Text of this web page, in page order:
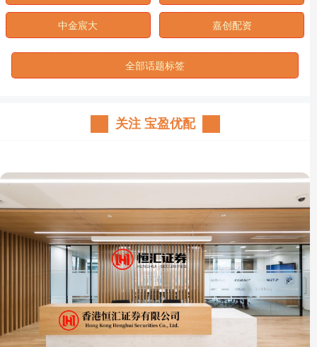
中金宸大 嘉创配资
全部话题标签
关注 宝盈优配